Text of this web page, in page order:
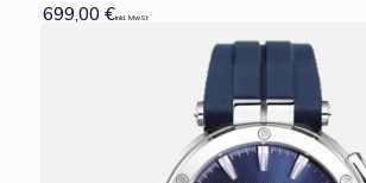
699,00€inkl. MwSt